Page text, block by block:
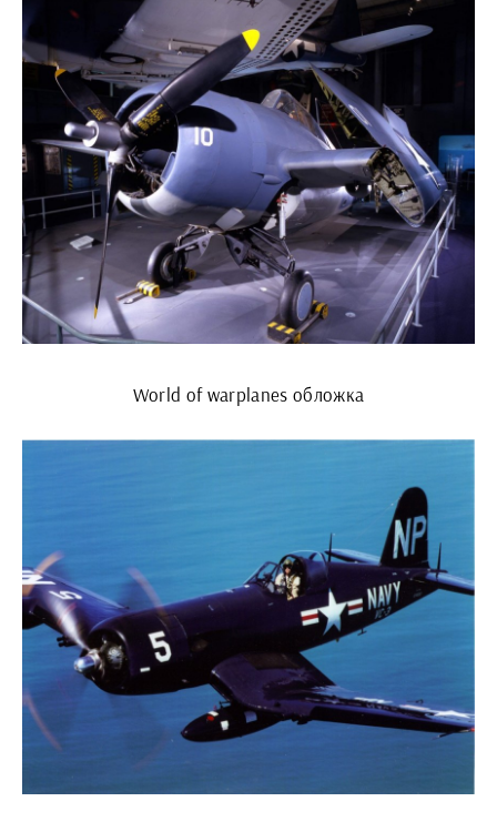
World of warplanes обложка